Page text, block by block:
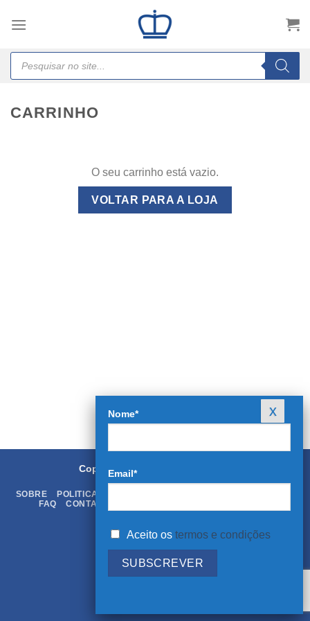
Products
search
CARRINHO
O seu carrinho está vazio.
VOLTAR PARA A LOJA
Copyright 2026 ©
SOBRE POLITICA DE PRIVACIDADE
FAQ
CONTATOS
Nome*
Email*
Aceito os termos e condições